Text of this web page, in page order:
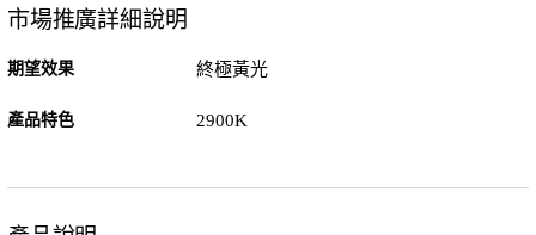
市場推廣詳細說明
期望效果 終極黃光
產品特色 2900K